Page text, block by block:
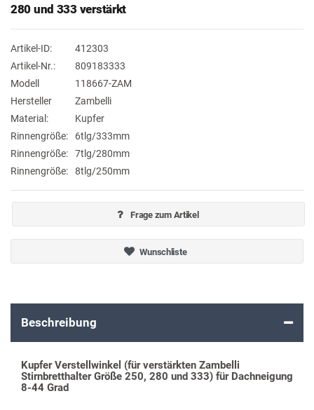
280 und 333 verstärkt
Artikel-ID:
412303
Artikel-Nr.:
809183333
Modell
118667-ZAM
Hersteller
Zambelli
Material:
Kupfer
Rinnengröße:
6tlg/333mm
Rinnengröße:
7tlg/280mm
Rinnengröße:
8tlg/250mm
Frage zum Artikel
Wunschliste
Beschreibung
Kupfer Verstellwinkel (für verstärkten Zambelli
Stirnbretthalter Größe 250, 280 und 333) für Dachneigung
8-44 Grad